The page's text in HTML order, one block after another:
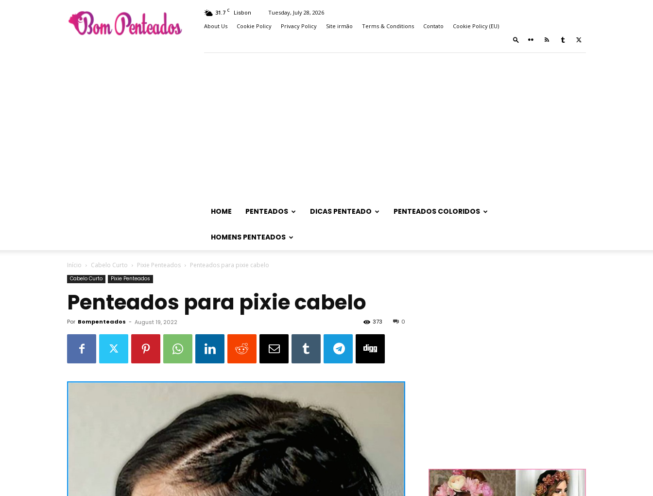
Penteados
31.7 C Lisbon
Tuesday, July 28, 2026
About Us
Cookie Policy Privacy Policy Site irmão Terms & Conditions Contato Cookie Policy (EU)
HOME PENTEADOS DICAS PENTEADO PENTEADOS COLORIDOS
HOMENS PENTEADOS
Início Cabelo Curto Pixie Penteados Penteados para pixie cabelo
Cabelo Curto Pixie Penteados
Penteados para pixie cabelo
Por Bompenteados - August 19, 2022 0
373